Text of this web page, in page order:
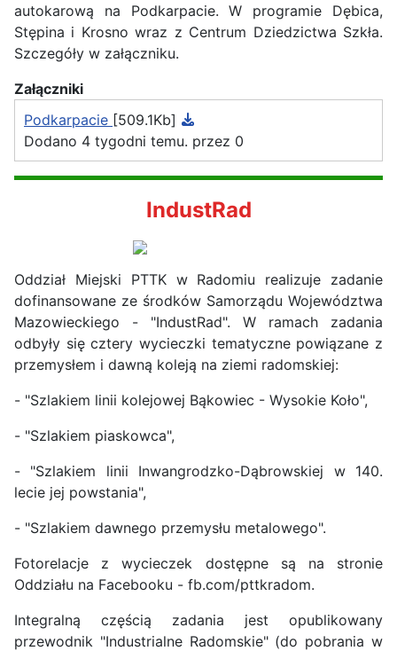
autokarową na Podkarpacie. W programie Dębica,
Stępina i Krosno wraz z Centrum Dziedzictwa Szkła.
Szczegóły w załączniku.
Załączniki
Podkarpacie [509.1Kb]
Dodano 4 tygodni temu. przez 0
IndustRad
Oddział Miejski PTTK w Radomiu realizuje zadanie
dofinansowane ze środków Samorządu Województwa
Mazowieckiego - "IndustRad". W ramach zadania
odbyły się cztery wycieczki tematyczne powiązane z
przemysłem i dawną koleją na ziemi radomskiej:
- "Szlakiem linii kolejowej Bąkowiec - Wysokie Koło",
- "Szlakiem piaskowca",
- "Szlakiem linii Inwangrodzko-Dąbrowskiej w 140.
lecie jej powstania",
- "Szlakiem dawnego przemysłu metalowego".
Fotorelacje z wycieczek dostępne są na stronie
Oddziału na Facebooku - fb.com/pttkradom.
Integralną częścią zadania jest opublikowany
przewodnik "Industrialne Radomskie" (do pobrania w